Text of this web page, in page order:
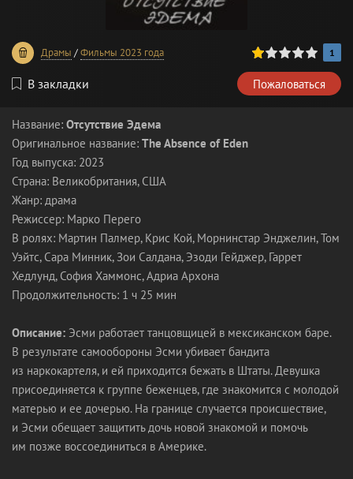
Драмы /Фильмы 2023 года
20 1
В закладки Пожаловаться
Название: Отсутствие Эдема
Оригинальное название: The Absence of Eden
Год выпуска: 2023
Страна: Великобритания, США
Жанр: драма
Режиссер: Марко Перего
В ролях: Мартин Палмер, Крис Кой, Морнинстар Энджелин, Том
Уэйтс, Сара Минник, Зои Салдана, Эзоди Гейджер, Гаррет
Хедлунд, София Хаммонс, Адриа Архона
Продолжительность: 1 ч 25 мин
Описание: Эсми работает танцовщицей в мексиканском баре.
В результате самообороны Эсми убивает бандита
из наркокартеля, и ей приходится бежать в Штаты. Девушка
присоединяется к группе беженцев, где знакомится с молодой
матерью и ее дочерью. На границе случается происшествие,
и Эсми обещает защитить дочь новой знакомой и помочь
им позже воссоединиться в Америке.